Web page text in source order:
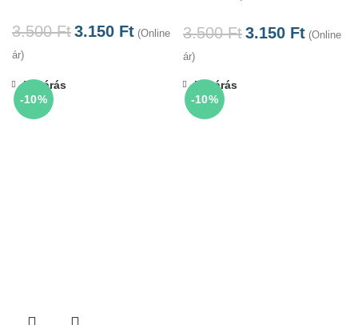
3.500Ft3.150 Ft (Online
ár)
3.500Ft3.150 Ft (Online
ár)
-10%
Bezárás
-10%
Bezárás